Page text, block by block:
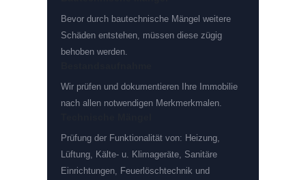
Bevor durch bautechnische Mängel weitere
Schäden entstehen, müssen diese zügig
behoben werden.
Wir prüfen und dokumentieren Ihre Immobilie
nach allen notwendigen Merkmerkmalen.
Prüfung der Funktionalität von: Heizung,
Lüftung, Kälte- u. Klimageräte, Sanitäre
Einrichtungen, Feuerlöschtechnik und